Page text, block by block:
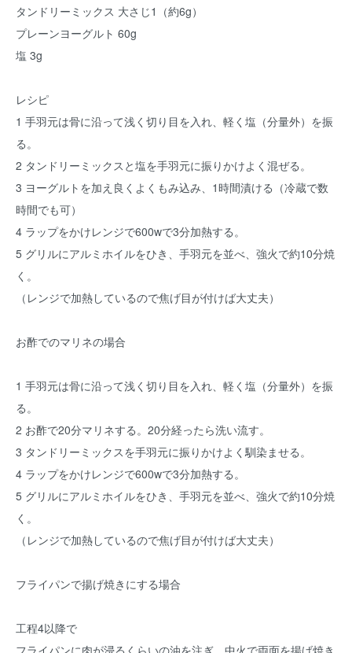
タンドリーミックス 大さじ1（約6g）
プレーンヨーグルト 60g
塩 3g
レシピ
1 手羽元は骨に沿って浅く切り目を入れ、軽く塩（分量外）を振
る。
2 タンドリーミックスと塩を手羽元に振りかけよく混ぜる。
3 ヨーグルトを加え良くよくもみ込み、1時間漬ける（冷蔵で数
時間でも可）
4 ラップをかけレンジで600wで3分加熱する。
5 グリルにアルミホイルをひき、手羽元を並べ、強火で約10分焼
く。
（レンジで加熱しているので焦げ目が付けば大丈夫）
お酢でのマリネの場合
1 手羽元は骨に沿って浅く切り目を入れ、軽く塩（分量外）を振
る。
2 お酢で20分マリネする。20分経ったら洗い流す。
3 タンドリーミックスを手羽元に振りかけよく馴染ませる。
4 ラップをかけレンジで600wで3分加熱する。
5 グリルにアルミホイルをひき、手羽元を並べ、強火で約10分焼
く。
（レンジで加熱しているので焦げ目が付けば大丈夫）
フライパンで揚げ焼きにする場合
工程4以降で
フライパンに肉が浸るくらいの油を注ぎ、中火で両面を揚げ焼き